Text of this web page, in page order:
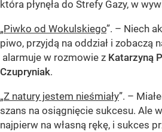
która płynęła do Strefy Gazy, w
„Piwko od Wokulskiego”. – Niech
piwo, przyjdą na oddział i zobaczą
alarmuje w rozmowie z Katarzyną
Czupryniak.
„Z natury jestem nieśmiały”. –
szans na osiągnięcie sukcesu. Ale
najpierw na własną rękę, i sukces